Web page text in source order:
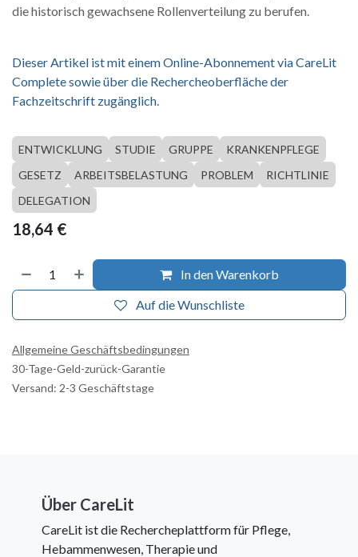
die historisch gewachsene Rollenverteilung zu berufen.
Dieser Artikel ist mit einem Online-Abonnement via CareLit
Complete sowie über die Rechercheoberfläche der
Fachzeitschrift zugänglich.
ENTWICKLUNG STUDIE GRUPPE
KRANKENPFLEGE
GESETZ
ARBEITSBELASTUNG PROBLEM
RICHTLINIE
DELEGATION
18,64 €
In den Warenkorb
Auf die Wunschliste
Allgemeine Geschäftsbedingungen
30-Tage-Geld-zurück-Garantie
Versand: 2-3 Geschäftstage
Über CareLit
CareLit ist die Rechercheplattform für Pflege,
Hebammenwesen, Therapie und